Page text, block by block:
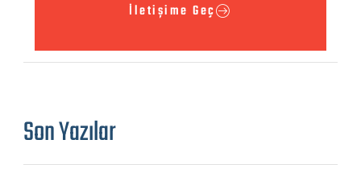
İletişime Geç
Son Yazılar